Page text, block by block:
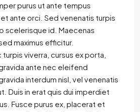
purus ut ante tempus
ante orci. Sed venenatis turpis
scelerisque id. Maecenas
maximus efficitur.
viverra, cursus ex porta,
ante nec eleifend
interdum nisl, vel venenatis
Duis in erat quis dui imperdiet
Fusce purus ex, placerat et